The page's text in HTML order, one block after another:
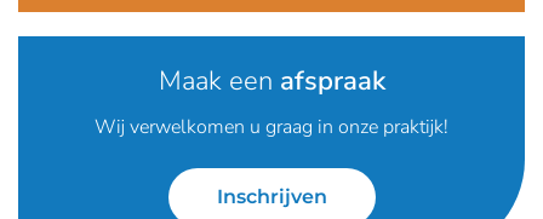
Maak een afspraak
Wij verwelkomen u graag in onze praktijk!
Inschrijven